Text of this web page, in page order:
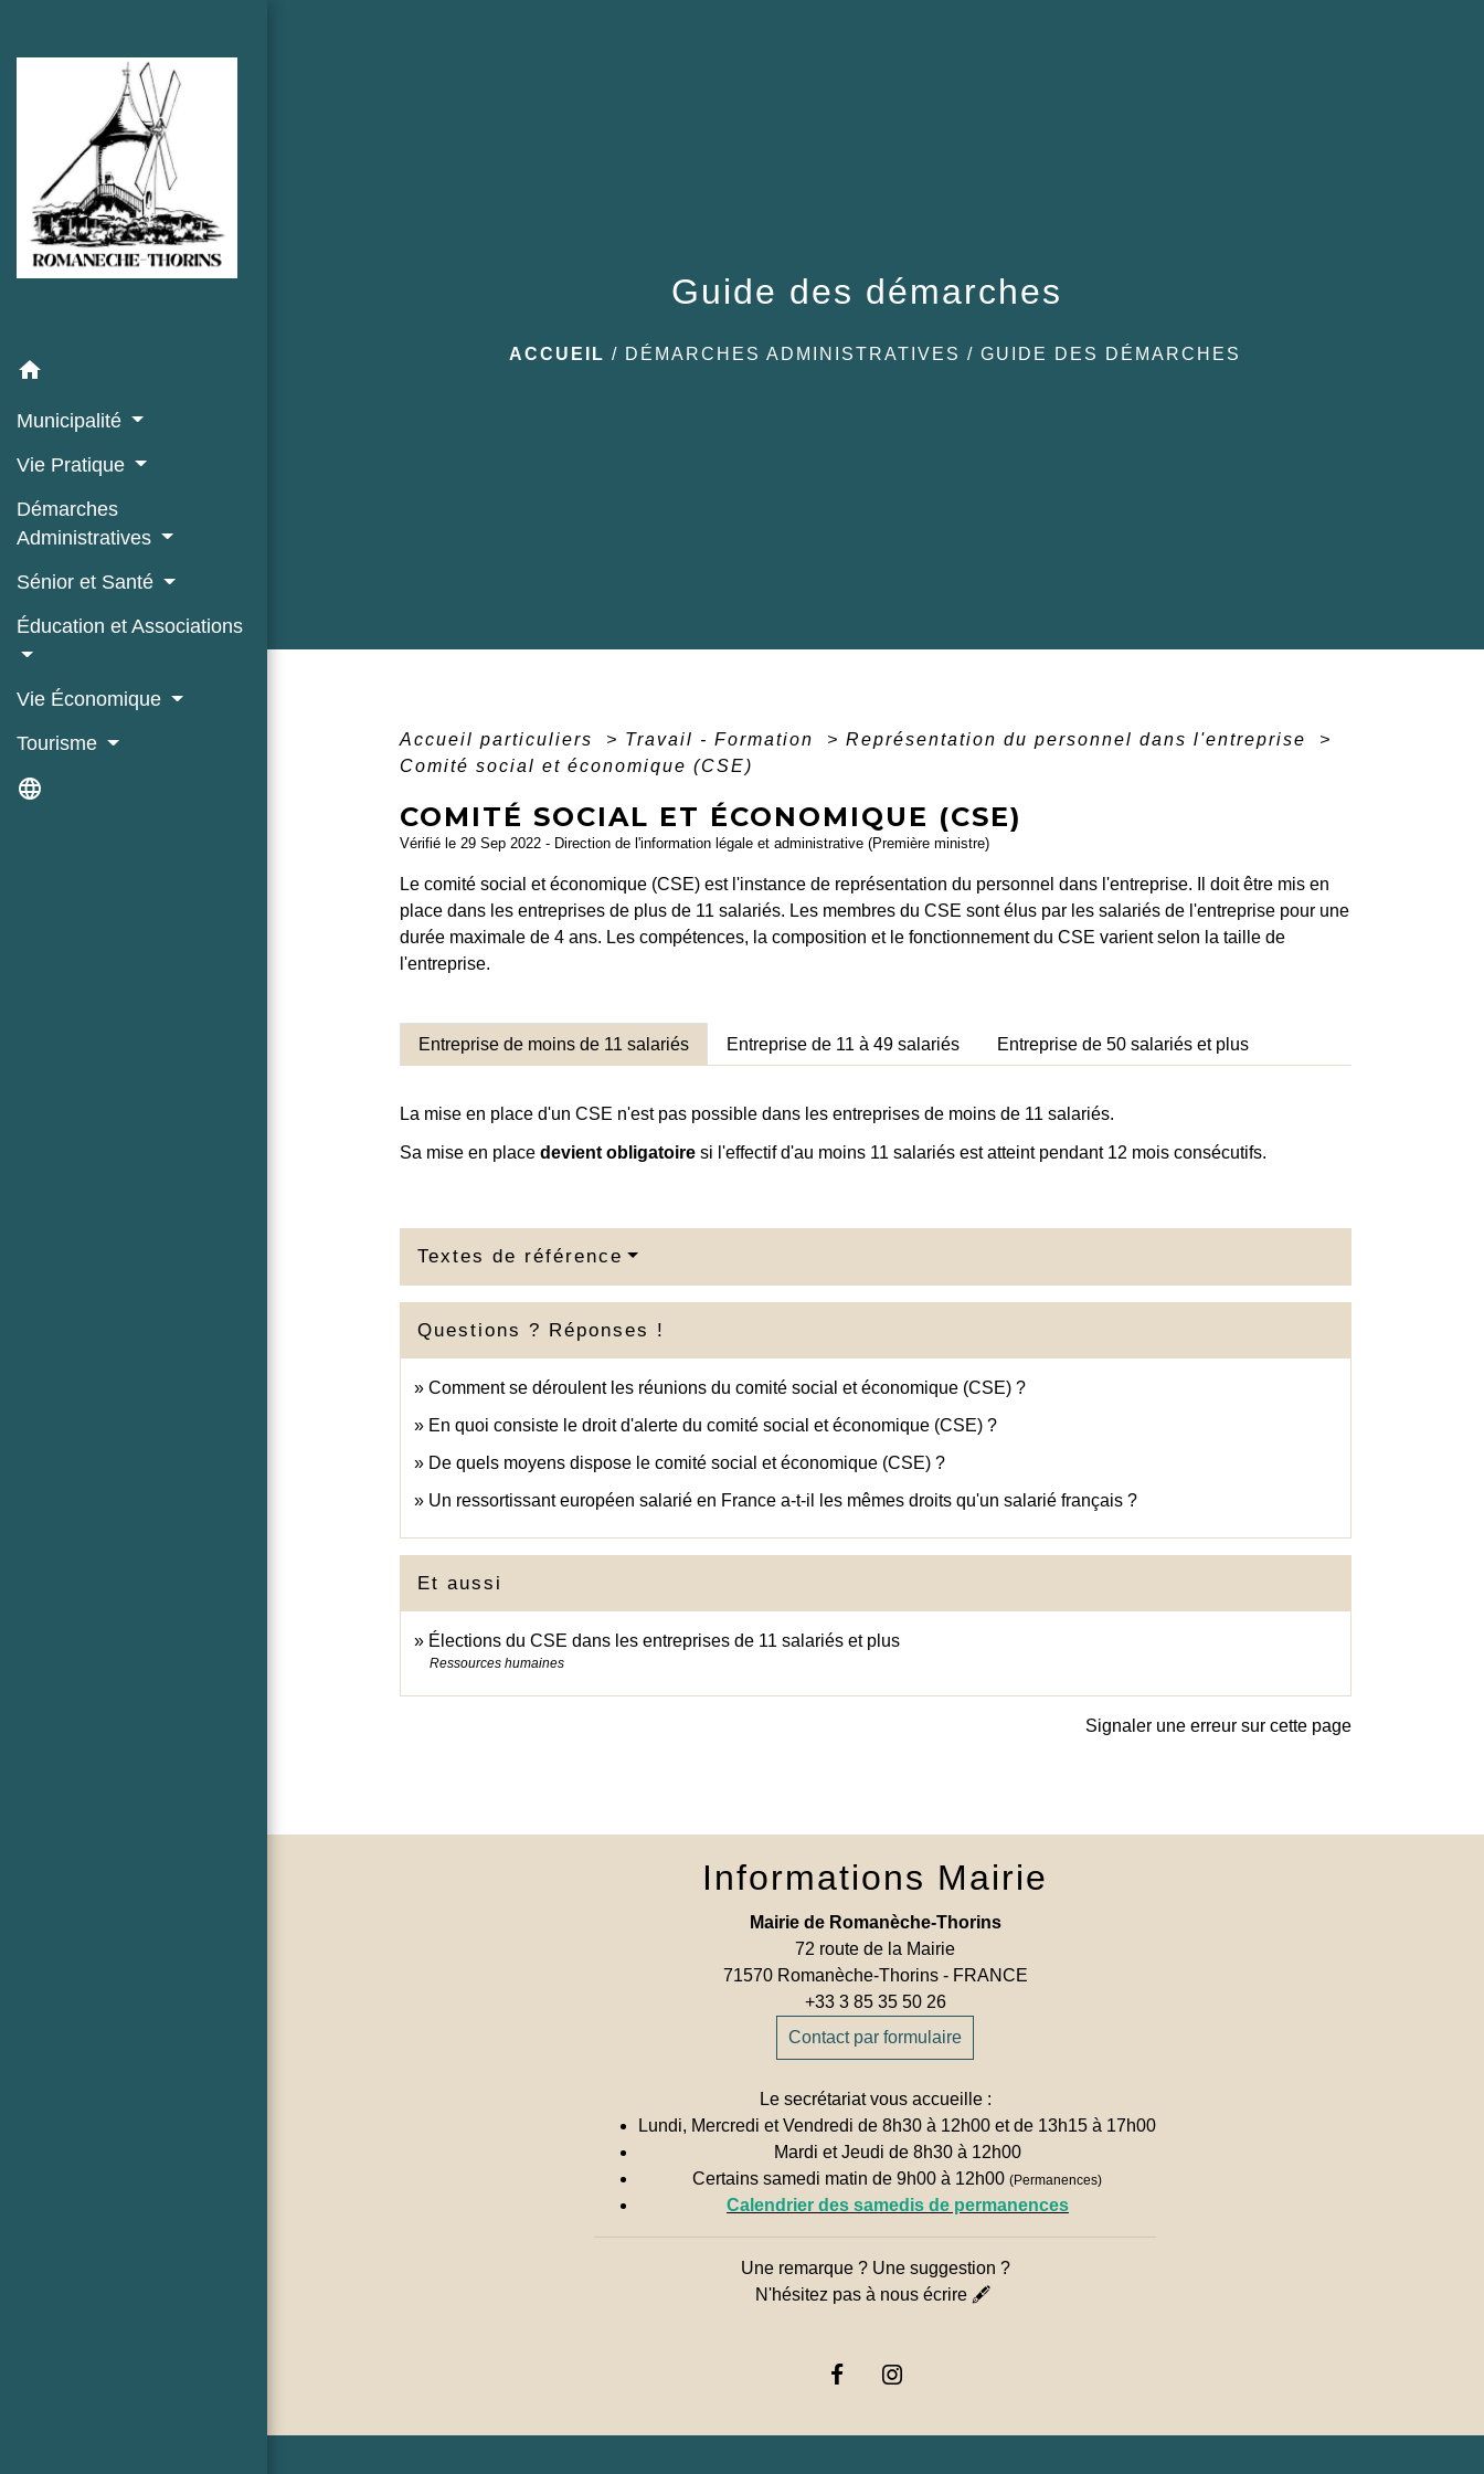
home
Municipalité
Vie Pratique
Démarches
Administratives
Sénior et Santé
Éducation et Associations
Vie Économique
Tourisme
language
Guide des démarches
ACCUEIL / DÉMARCHES ADMINISTRATIVES /GUIDE DES DÉMARCHES
Accueil particuliers > Travail - Formation > Représentation du personnel dans l'entreprise
>
Comité social et économique (CSE)
COMITÉ SOCIAL ET ÉCONOMIQUE (CSE)
Vérifié le 29 Sep 2022 - Direction de l'information légale et administrative (Première ministre)
Le comité social et économique (CSE) est l'instance de représentation du personnel dans l'entreprise. Il doit être mis en
place dans les entreprises de plus de 11 salariés. Les membres du CSE sont élus par les salariés de l'entreprise pour une
durée maximale de 4 ans. Les compétences, la composition et le fonctionnement du CSE varient selon la taille de
l'entreprise.
Entreprise de moins de 11 salariés Entreprise de 11 à 49 salariés Entreprise de 50 salariés et plus
La mise en place d'un CSE n'est pas possible dans les entreprises de moins de 11 salariés.
Sa mise en place devient obligatoiresi l'effectif d'au moins 11 salariés est atteint pendant 12 mois consécutifs.
Textes de référence
Questions ? Réponses !
Comment se déroulent les réunions du comité social et économique (CSE) ?
En quoi consiste le droit d'alerte du comité social et économique (CSE) ?
De quels moyens dispose le comité social et économique (CSE) ?
Un ressortissant européen salarié en France a-t-il les mêmes droits qu'un salarié français ?
Et aussi
Élections du CSE dans les entreprises de 11 salariés et plus
Ressources humaines
Signaler une erreur sur cette page
Informations Mairie
Mairie de Romanèche-Thorins
72 route de la Mairie
71570 Romanèche-Thorins - FRANCE
+33 3 85 35 50 26
Contact par formulaire
Le secrétariat vous accueille :
Lundi, Mercredi et Vendredi de 8h30 à 12h00 et de 13h15 à 17h00
Mardi et Jeudi de 8h30 à 12h00
Certains samedi matin de 9h00 à 12h00(Permanences)
Calendrier des samedis de permanences
Une remarque ? Une suggestion ?
N'hésitez pas à nous écrire 🖋